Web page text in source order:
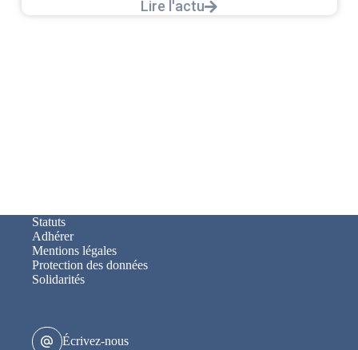
Statuts
Adhérer
Mentions légales
Protection des données
Solidarités
Écrivez-nous